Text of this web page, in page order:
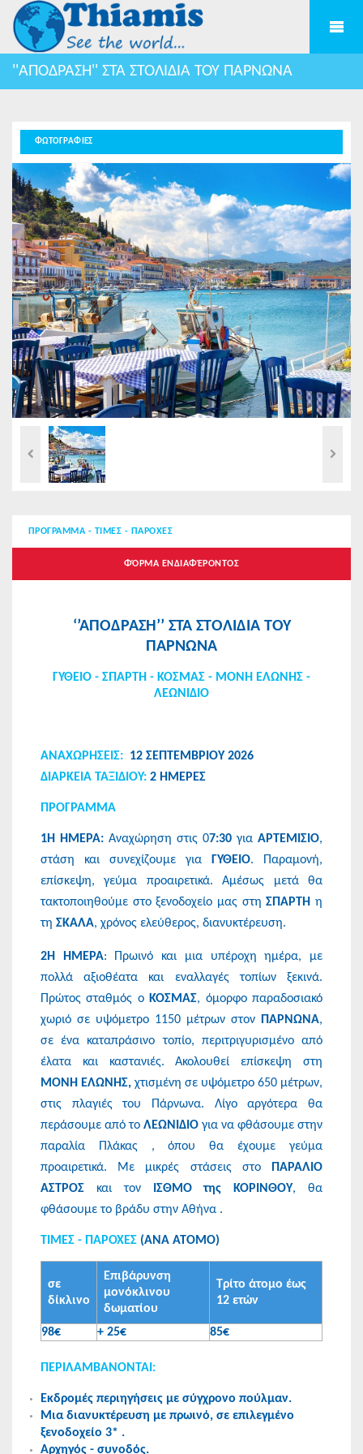
''ΑΠΟΔΡΑΣΗ'' ΣΤΑ ΣΤΟΛΙΔΙΑ ΤΟΥ ΠΑΡΝΩΝΑ
ΦΩΤΟΓΡΑΦΙΕΣ
ΠΡΟΓΡΑΜΜΑ - ΤΙΜΕΣ - ΠΑΡΟΧΕΣ
ΦΌΡΜΑ ΕΝΔΙΑΦΈΡΟΝΤΟΣ
‘’ΑΠΟΔΡΑΣΗ’’ ΣΤΑ ΣΤΟΛΙΔΙΑ ΤΟΥ
ΠΑΡΝΩΝΑ
ΓΥΘΕΙΟ - ΣΠΑΡΤΗ - ΚΟΣΜΑΣ - ΜΟΝΗ ΕΛΩΝΗΣ -
ΛΕΩΝΙΔΙΟ
ΑΝΑΧΩΡΗΣEIΣ: 12 ΣΕΠΤΕΜΒΡΙΟΥ 2026
ΔΙΑΡΚΕΙΑ ΤΑΞΙΔΙΟΥ: 2 ΗΜΕΡΕΣ
ΠΡΟΓΡΑΜΜΑ
1Η ΗΜΕΡΑ: Αναχώρηση στις 07:30 για ΑΡΤΕΜΙΣΙΟ,
στάση και συνεχίζουμε για
ΓΥΘΕΙΟ. Παραμονή,
επίσκεψη, γεύμα προαιρετικά. Αμέσως μετά θα
τακτοποιηθούμε στο ξενοδοχείο μας στηΣΠΑΡΤΗ η
τη ΣΚΑΛΑ, χρόνος ελεύθερος, διανυκτέρευση.
2Η ΗΜΕΡΑ: Πρωινό και μια υπέροχη ημέρα, με
πολλά αξιοθέατα και εναλλαγές τοπίων ξεκινά.
Πρώτος σταθμός ο ΚΟΣΜΑΣ, όμορφο παραδοσιακό
χωριό σε υψόμετρο 1150 μέτρων στον
ΠΑΡΝΩΝΑ,
σε ένα καταπράσινο τοπίο, περιτριγυρισμένο από
έλατα και καστανιές. Ακολουθεί επίσκεψη στη
ΜΟΝΗ ΕΛΩΝΗΣ, χτισμένη σε υψόμετρο 650 μέτρων,
στις πλαγιές του Πάρνωνα. Λίγο αργότερα θα
περάσουμε από το ΛΕΩΝΙΔΙΟ για να φθάσουμε στην
παραλία Πλάκας , όπου θα έχουμε γεύμα
προαιρετικά. Με μικρές στάσεις στο
ΠΑΡΑΛΙΟ
ΑΣΤΡΟΣ και τον ΙΣΘΜΟ της ΚΟΡΙΝΘΟΥ, θα
φθάσουμε το βράδυ στην Αθήνα .
ΤΙΜΕΣ - ΠΑΡΟΧΕΣ (ΑΝΑ ΑΤΟΜΟ)
σε
δίκλινο
Επιβάρυνση
μονόκλινου
δωματίου
Τρίτο άτομο έως
12 ετών
98€ + 25€ 85€
ΠΕΡΙΛΑΜΒΑΝΟΝΤΑΙ:
Εκδρομές περιηγήσεις με σύγχρονο πούλμαν.
Μια διανυκτέρευση με πρωινό, σε επιλεγμένο
ξενοδοχείο 3* .
Αρχηγός - συνοδός.